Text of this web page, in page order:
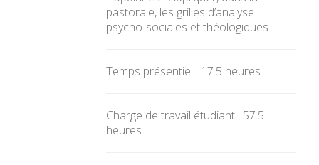
pastorale, les grilles d’analyse
psycho-sociales et théologiques
Temps présentiel : 17.5 heures
Charge de travail étudiant : 57.5
heures